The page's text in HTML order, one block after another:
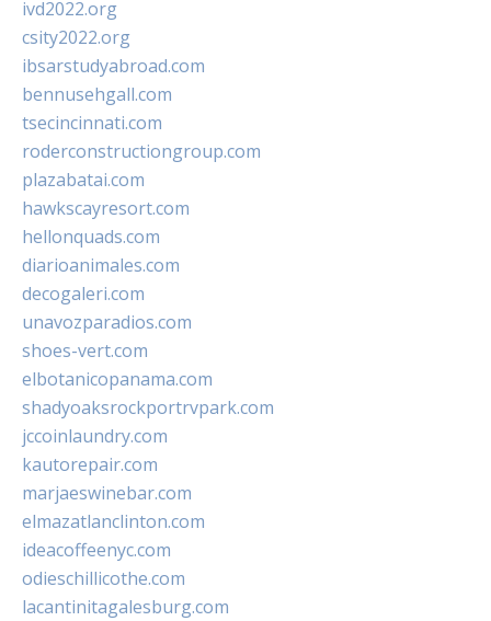
ivd2022.org
csity2022.org
ibsarstudyabroad.com
bennusehgall.com
tsecincinnati.com
roderconstructiongroup.com
plazabatai.com
hawkscayresort.com
hellonquads.com
diarioanimales.com
decogaleri.com
unavozparadios.com
shoes-vert.com
elbotanicopanama.com
shadyoaksrockportrvpark.com
jccoinlaundry.com
kautorepair.com
marjaeswinebar.com
elmazatlanclinton.com
ideacoffeenyc.com
odieschillicothe.com
lacantinitagalesburg.com